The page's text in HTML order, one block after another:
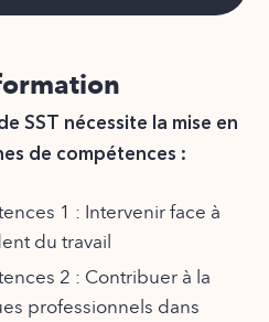
SST nécessite la mise en
de compétences :
1 : Intervenir face à
du travail
2 : Contribuer à la
professionnels dans